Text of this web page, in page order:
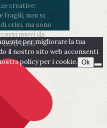
creative:
fragili, non si
crisi, ma sono
nuovi da
certi versiper migliorare la tua
il nostro sito web acconsenti
policy per i cookie. Ok